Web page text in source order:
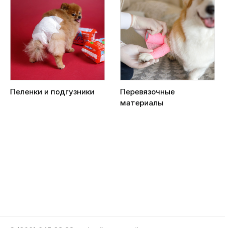
Пеленки и подгузники
Перевязочные
материалы